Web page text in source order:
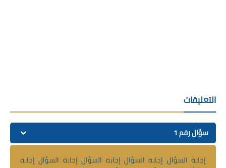
التعليقات
سؤال رقم 1
إجابة السؤال إجابة السؤال إجابة السؤال إجابة السؤال إجابة